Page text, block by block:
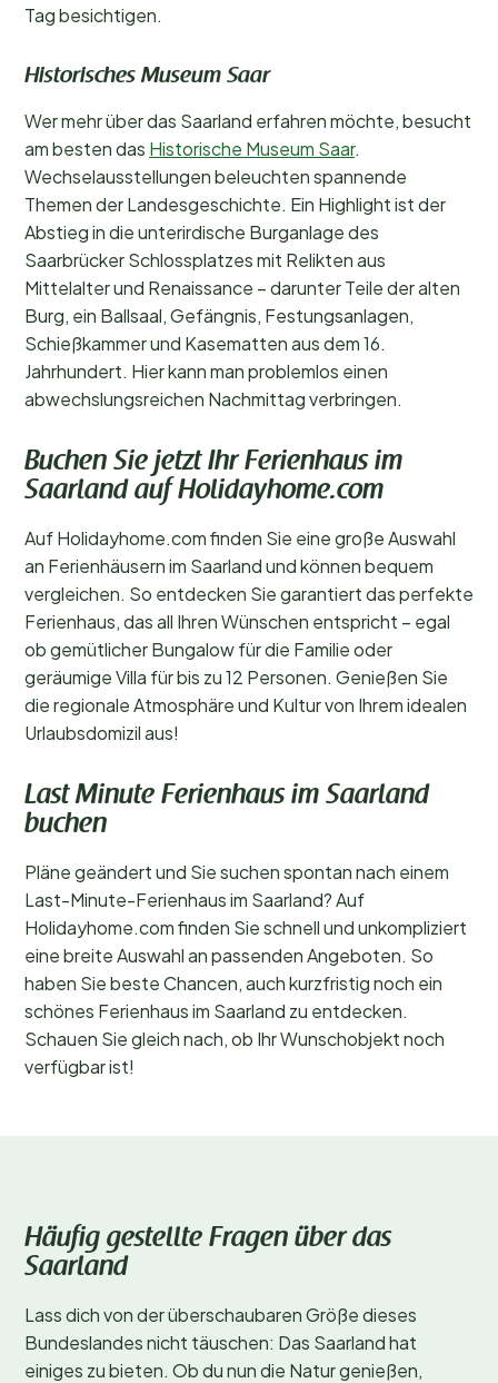
Tag besichtigen.
Historisches Museum Saar
Wer mehr über das Saarland erfahren möchte, besucht
am besten das Historische Museum Saar.
Wechselausstellungen beleuchten spannende
Themen der Landesgeschichte. Ein Highlight ist der
Abstieg in die unterirdische Burganlage des
Saarbrücker Schlossplatzes mit Relikten aus
Mittelalter und Renaissance – darunter Teile der alten
Burg, ein Ballsaal, Gefängnis, Festungsanlagen,
Schießkammer und Kasematten aus dem 16.
Jahrhundert. Hier kann man problemlos einen
abwechslungsreichen Nachmittag verbringen.
Buchen Sie jetzt Ihr Ferienhaus im
Saarland auf Holidayhome.com
Auf Holidayhome.com finden Sie eine große Auswahl
an Ferienhäusern im Saarland und können bequem
vergleichen. So entdecken Sie garantiert das perfekte
Ferienhaus, das all Ihren Wünschen entspricht – egal
ob gemütlicher Bungalow für die Familie oder
geräumige Villa für bis zu 12 Personen. Genießen Sie
die regionale Atmosphäre und Kultur von Ihrem idealen
Urlaubsdomizil aus!
Last Minute Ferienhaus im Saarland
buchen
Pläne geändert und Sie suchen spontan nach einem
Last-Minute-Ferienhaus im Saarland? Auf
Holidayhome.com finden Sie schnell und unkompliziert
eine breite Auswahl an passenden Angeboten. So
haben Sie beste Chancen, auch kurzfristig noch ein
schönes Ferienhaus im Saarland zu entdecken.
Schauen Sie gleich nach, ob Ihr Wunschobjekt noch
verfügbar ist!
Häufig gestellte Fragen über das
Saarland
Lass dich von der überschaubaren Größe dieses
Bundeslandes nicht täuschen: Das Saarland hat
einiges zu bieten. Ob du nun die Natur genießen,